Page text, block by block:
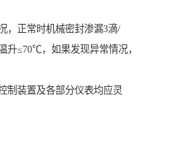
正常时机械密封渗漏3滴/
升≤70℃，如果发现异常情况，
装置及各部分仪表均应灵